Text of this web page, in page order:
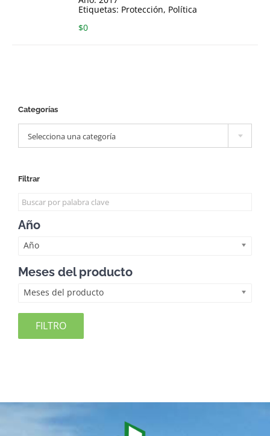
Etiquetas: Protección, Política
$0
Categorías
Selecciona una categoría
Filtrar
Año
Año
Meses del producto
Meses del producto
FILTRO